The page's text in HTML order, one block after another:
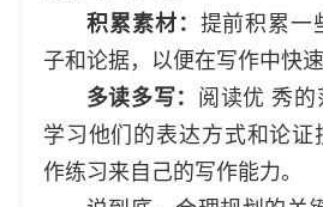
积累素材： 提前积累一
子和论据，以便在写作中快速
多读多写： 阅读优 秀的
学习他们的表达方式和论证
作练习来自己的写作能力。